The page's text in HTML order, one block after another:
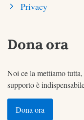
Privacy
Dona ora
Noi ce la mettiamo
supporto è
Dona ora